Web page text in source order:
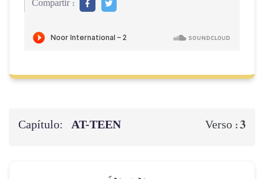
Compartir :
Capítulo: AT-TEEN Verso :3